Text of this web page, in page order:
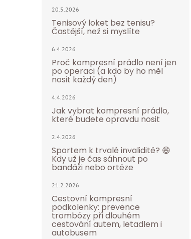
20.5.2026
Tenisový loket bez tenisu?
Častější, než si myslíte
6.4.2026
Proč kompresní prádlo není jen
po operaci (a kdo by ho měl
nosit každý den)
4.4.2026
Jak vybrat kompresní prádlo,
které budete opravdu nosit
2.4.2026
Sportem k trvalé invaliditě? 😄
Kdy už je čas sáhnout po
bandáži nebo ortéze
21.2.2026
Cestovní kompresní
podkolenky: prevence
trombózy při dlouhém
cestování autem, letadlem i
autobusem